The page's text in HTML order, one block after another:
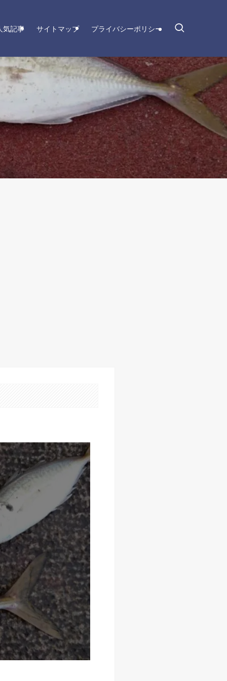
気記事 サイトマップ プライバシーポリシー